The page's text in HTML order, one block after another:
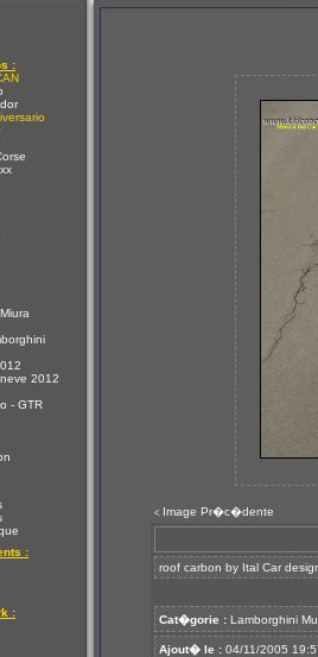
:
2012
- GTR
:
:
< Image Pr�c�dente
roof carbon by Ital Car
Cat�gorie : Lamborghini
Ajout� le : 04/11/2005